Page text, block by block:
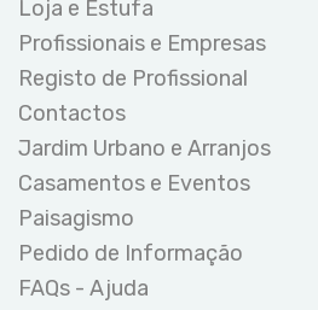
Loja e Estufa
Profissionais e Empresas
Registo de Profissional
Contactos
Jardim Urbano e Arranjos
Casamentos e Eventos
Paisagismo
Pedido de Informação
FAQs - Ajuda